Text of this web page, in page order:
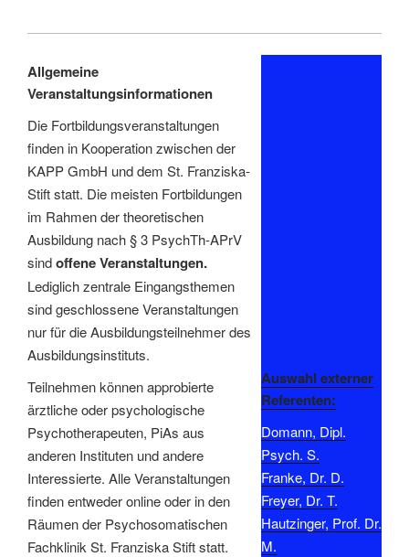
Allgemeine
Veranstaltungsinformationen
Die Fortbildungsveranstaltungen
finden in Kooperation zwischen der
KAPP GmbH und dem St. Franziska-
Stift statt. Die meisten Fortbildungen
im Rahmen der theoretischen
Ausbildung nach § 3 PsychTh-APrV
sindoffene Veranstaltungen.
Lediglich zentrale Eingangsthemen
sind geschlossene Veranstaltungen
nur für die Ausbildungsteilnehmer des
Ausbildungsinstituts.
Teilnehmen können approbierte
ärztliche oder psychologische
Psychotherapeuten, PiAs aus
anderen Instituten und andere
Interessierte. Alle Veranstaltungen
finden entweder online oder in den
Räumen der Psychosomatischen
Fachklinik St. Franziska Stift statt.
Auswahl externer
Referenten:
Domann, Dipl.
Psych. S.
Franke, Dr. D.
Freyer, Dr. T.
Hautzinger, Prof. Dr.
M.